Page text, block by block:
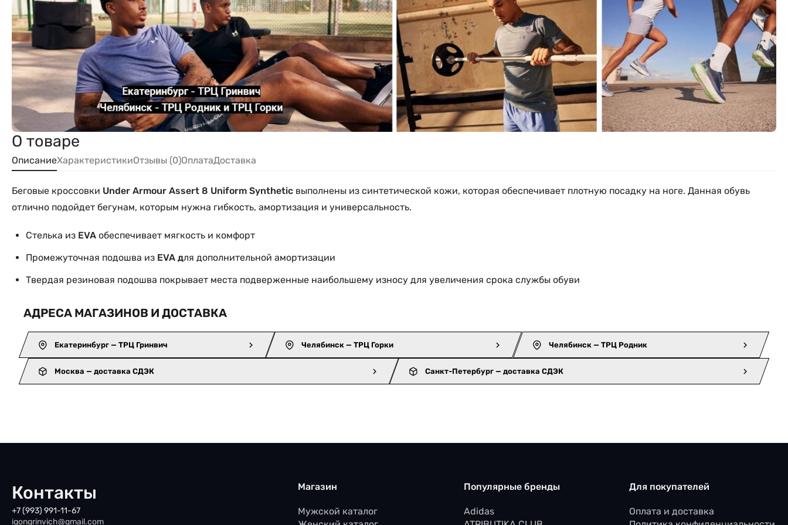
О товаре
ОписаниеХарактеристикиОтзывы (0)ОплатаДоставка
Беговые кроссовки Under Armour Assert 8 Uniform Synthetic выполнены из синтетической кожи, которая обеспечивает плотную посадку на ноге. Данная обувь
отлично подойдет бегунам, которым нужна гибкость, амортизация и универсальность.
Стелька из EVA обеспечивает мягкость и комфорт
Промежуточная подошва из EVA для дополнительной амортизации
Твердая резиновая подошва покрывает места подверженные наибольшему износу для увеличения срока службы обуви
АДРЕСА МАГАЗИНОВ И ДОСТАВКА
Екатеринбург — ТРЦ Гринвич Челябинск — ТРЦ Горки Челябинск — ТРЦ Родник
Москва — доставка СДЭК Санкт-Петербург — доставка СДЭК
Контакты
+7 (993) 991-11-67
iqongrinvich@gmail.com
Магазин
Мужской каталог
Популярные бренды
Adidas
Для покупателей
Оплата и доставка